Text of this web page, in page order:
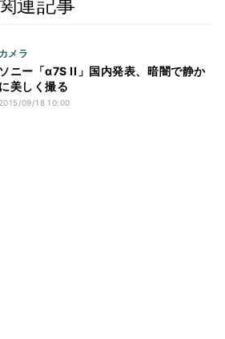
連記事
カメラ
ソニー「α7S II」国内発表、暗闇で静か
に美しく撮る
2015/09/18 10:00